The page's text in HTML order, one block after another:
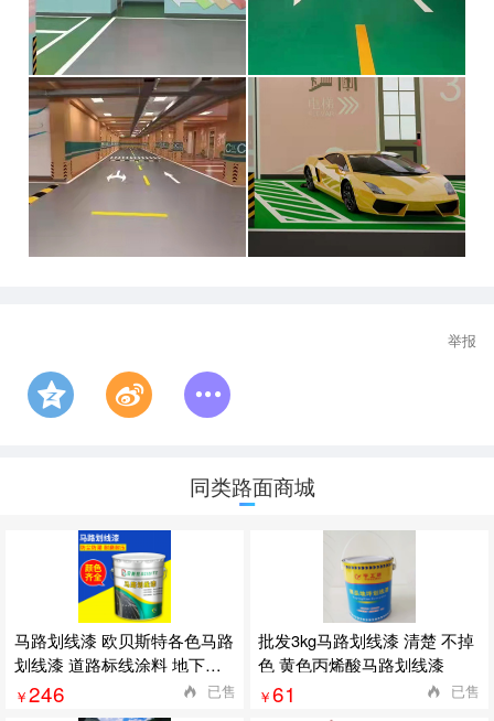
举报
同类路面商城
马路划线漆 欧贝斯特各色马路
划线漆 道路标线涂料 地下车
库停
￥246 已售
批发3kg马路划线漆 清楚 不掉
色 黄色丙烯酸马路划线漆
￥61 已售